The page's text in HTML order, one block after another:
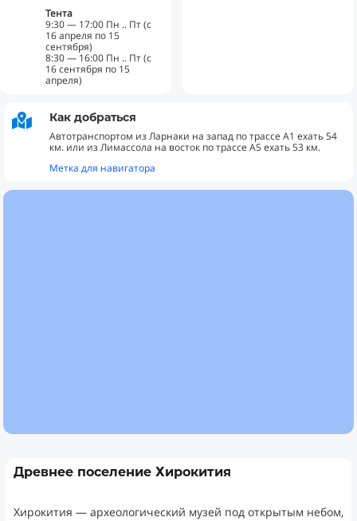
Тента
9:30 — 17:00 Пн .. Пт (с
16 апреля по 15
сентября)
8:30 — 16:00 Пн .. Пт (с
16 сентября по 15
апреля)
 Как добраться
Автотранспортом из Ларнаки на запад по трассе А1 ехать 54
км. или из Лимассола на восток по трассе А5 ехать 53 км.
Метка для навигатора
Древнее поселение Хирокития
Хирокития — археологический музей под открытым небом,